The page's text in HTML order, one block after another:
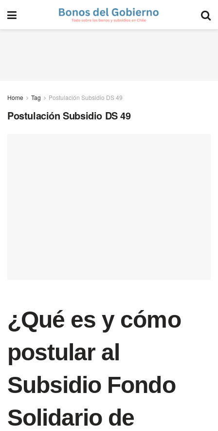
Home Tag Postulación Subsidio DS 49
Postulación Subsidio DS 49
¿Qué es y cómo
postular al
Subsidio Fondo
Solidario de